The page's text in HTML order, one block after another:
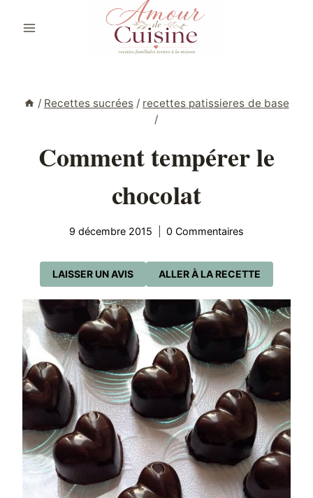
/ Recettes sucrées / recettes patissieres de base
/
Comment tempérer le
chocolat
9 décembre 2015 0 Commentaires
ALLER À LA RECETTE
LAISSER UN AVIS